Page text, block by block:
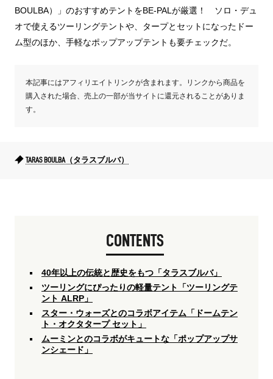
BOULBA）」のおすすめテントをBE-PALが厳選！ ソロ・デュ
オで使えるツーリングテントや、タープとセットになったドー
ム型のほか、手軽なポップアップテントも要チェックだ。
本記事にはアフィリエイトリンクが含まれます。リンクから商品を
購入された場合、売上の一部が当サイトに還元されることがありま
す。
TARAS BOULBA（タラスブルバ）
CONTENTS
40年以上の伝統と歴史をもつ「タラスブルバ」
ツーリングにぴったりの軽量テント「ツーリングテ
ント ALRP」
スター・ウォーズとのコラボアイテム「ドームテン
ト・オクタタープ セット」
ムーミンとのコラボがキュートな「ポップアップサ
ンシェード」